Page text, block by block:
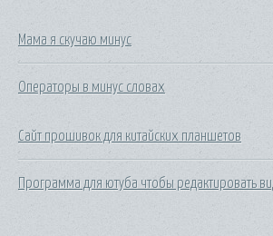
Мама я скучаю минус
Операторы в минус словах
Сайт прошивок для китайских планшетов
Программа для ютуба чтобы редактировать